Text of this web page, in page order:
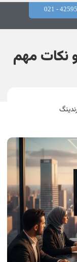
42595 -
نکات مهم